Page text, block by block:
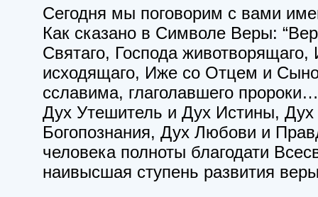
Сегодня мы поговорим с вами
Как сказано в Символе Веры:
Святаго, Господа
исходящаго, Иже со Отцем и
сславима, глаголавшего
Дух Утешитель и Дух Истины,
Богопознания, Дух Любови и
человека полноты благодати
наивысшая ступень развития